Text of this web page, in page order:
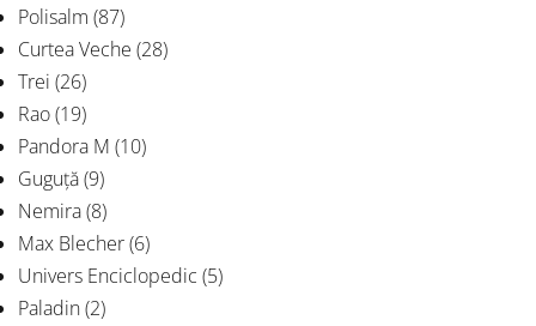
Polisalm (87)
Curtea Veche (28)
Trei (26)
Rao(19)
Pandora M (10)
Guguță(9)
Nemira(8)
Max Blecher(6)
Univers Enciclopedic (5)
Paladin(2)